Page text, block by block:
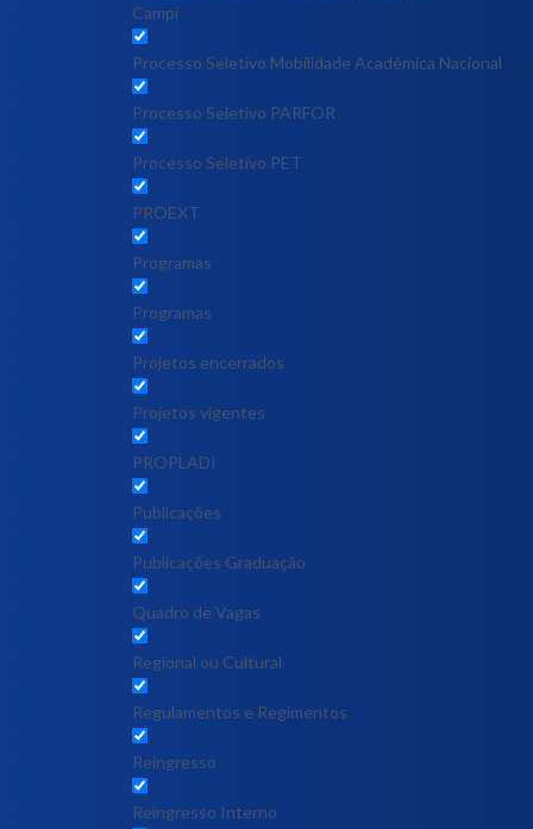
Campi
Processo Seletivo Mobilidade Acadêmica Nacional
Processo Seletivo PARFOR
Processo Seletivo PET
PROEXT
Programas
Programas
Projetos encerrados
Projetos vigentes
PROPLADI
Publicações
Publicações Graduação
Quadro de Vagas
Regional ou Cultural
Regulamentos e Regimentos
Reingresso
Reingresso Interno